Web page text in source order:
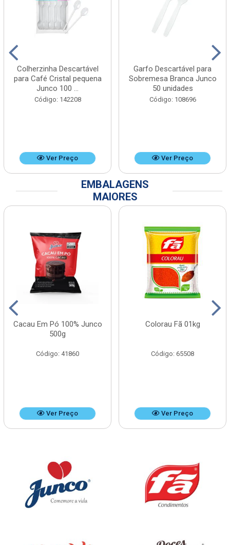
Colherzinha Descartável
para Café Cristal pequena
Junco 100 ...
Código: 142208
Ver Preço
Garfo Descartável para
Sobremesa Branca Junco
50 unidades
Código: 108696
Ver Preço
EMBALAGENS
MAIORES
Cacau Em Pó 100% Junco
500g
Código: 41860
Ver Preço
Colorau Fã 01kg
Código: 65508
Ver Preço